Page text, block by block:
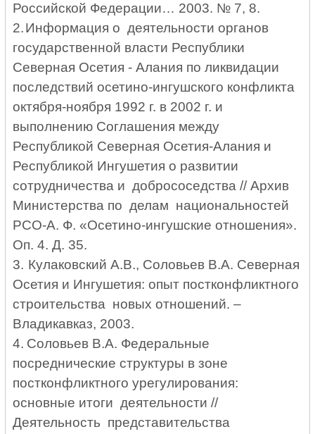
Российской Федерации… 2003. № 7, 8.
2.Информация о деятельности органов
государственной власти Республики
Северная Осетия - Алания по ликвидации
последствий осетино-ингушского конфликта
октября-ноября 1992 г. в 2002 г. и
выполнению Соглашения между
Республикой Северная Осетия-Алания и
Республикой Ингушетия о развитии
сотрудничества и добрососедства // Архив
Министерства по делам национальностей
РСО-А. Ф. «Осетино-ингушские отношения».
Оп. 4. Д. 35.
3. Кулаковский А.В., Соловьев В.А. Северная
Осетия и Ингушетия: опыт постконфликтного
строительства новых отношений. –
Владикавказ, 2003.
4. Соловьев В.А. Федеральные
посреднические структуры в зоне
постконфликтного урегулирования:
основные итоги деятельности //
Деятельность представительства